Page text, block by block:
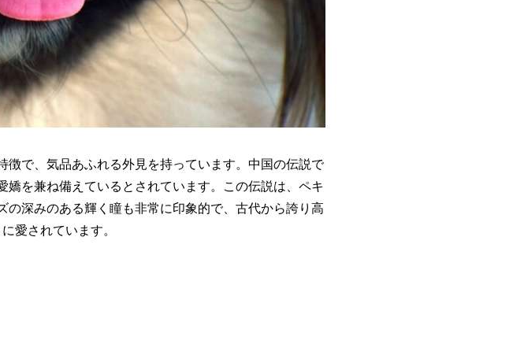
で、気品あふれる外見を持っています。中国の伝説で
を兼ね備えているとされています。この伝説は、ペキ
深みのある輝く瞳も非常に印象的で、古代から誇り高
愛されています。